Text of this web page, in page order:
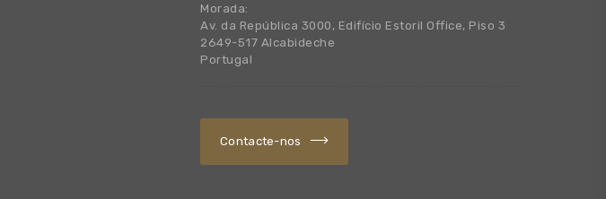
Morada:
Av. da República 3000, Edifício Estoril Office, Piso 3
2649-517 Alcabideche
Portugal
Contacte-nos